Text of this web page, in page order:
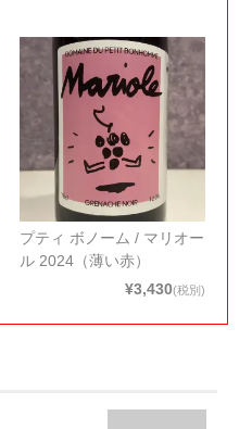
プティ ボノーム / マリオー
ル 2024（薄い赤）
¥3,430(税別)